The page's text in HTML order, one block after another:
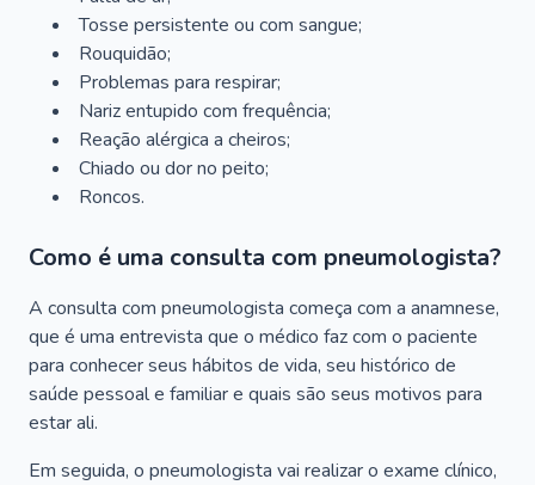
Tosse persistente ou com sangue;
Rouquidão;
Problemas para respirar;
Nariz entupido com frequência;
Reação alérgica a cheiros;
Chiado ou dor no peito;
Roncos.
Como é uma consulta com pneumologista?
A consulta com pneumologista começa com a anamnese,
que é uma entrevista que o médico faz com o paciente
para conhecer seus hábitos de vida, seu histórico de
saúde pessoal e familiar e quais são seus motivos para
estar ali.
Em seguida, o pneumologista vai realizar o exame clínico,